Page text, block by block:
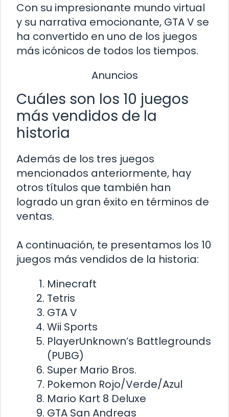
Con su impresionante mundo virtual
y su narrativa emocionante, GTA V se
ha convertido en uno de los juegos
más icónicos de todos los tiempos.
Anuncios
Cuáles son los 10 juegos
más vendidos de la
historia
Además de los tres juegos
mencionados anteriormente, hay
otros títulos que también han
logrado un gran éxito en términos de
ventas.
A continuación, te presentamos los 10
juegos más vendidos de la historia:
Minecraft
Tetris
GTA V
Wii Sports
PlayerUnknown’s Battlegrounds
(PUBG)
Super Mario Bros.
Pokemon Rojo/Verde/Azul
Mario Kart 8 Deluxe
GTA San Andreas